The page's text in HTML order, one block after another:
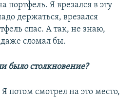
портфель. Я врезался в эту
держаться, врезался
спас. А так, не знаю,
сломал бы.
было столкновение?
потом смотрел на это место,